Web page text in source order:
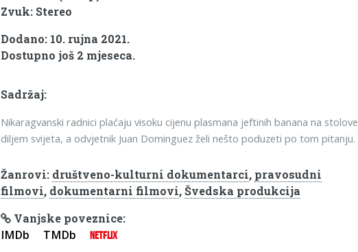
Zvuk: Stereo
Dodano: 10. rujna 2021.
Dostupno još 2 mjeseca.
Sadržaj:
Nikaragvanski radnici plaćaju visoku cijenu plasmana jeftinih banana na stolove
diljem svijeta, a odvjetnik Juan Dominguez želi nešto poduzeti po tom pitanju.
Žanrovi: društveno-kulturni dokumentarci, pravosudni
filmovi, dokumentarni filmovi,Švedska produkcija
Vanjske poveznice:
IMDb TMDb NETFLIX